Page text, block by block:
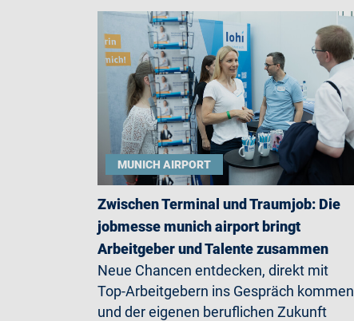
MUNICH AIRPORT
Zwischen Terminal und Traumjob: Die
jobmesse munich airport bringt
Arbeitgeber und Talente zusammen
Neue Chancen entdecken, direkt mit
Top-Arbeitgebern ins Gespräch kommen
und der eigenen beruflichen Zukunft